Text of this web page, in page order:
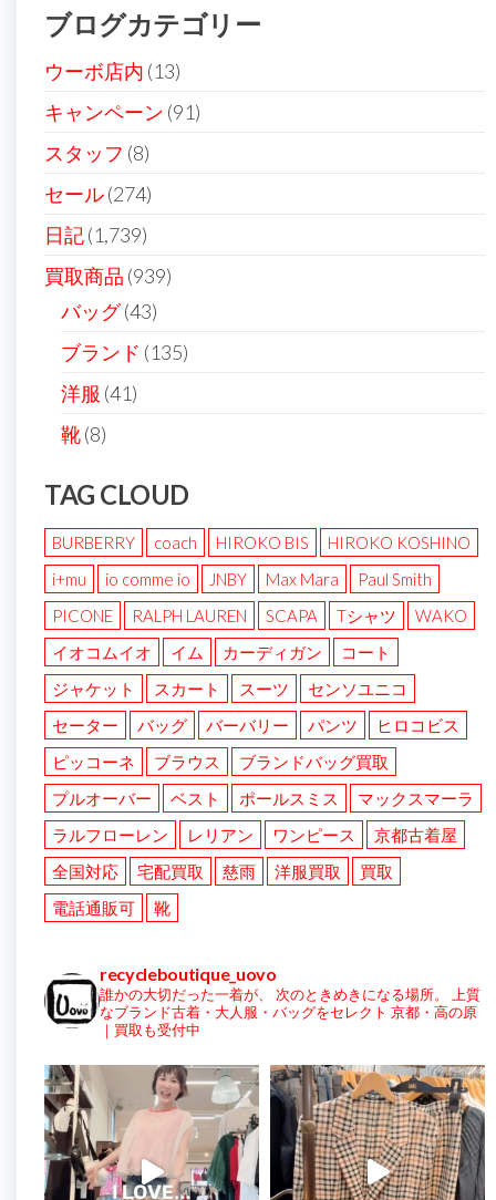
ョ
ン
ブログカテゴリー
ウーボ店内 (13)
キャンペーン (91)
スタッフ (8)
セール(274)
日記(1,739)
買取商品 (939)
バッグ(43)
ブランド (135)
洋服 (41)
靴(8)
TAG CLOUD
BURBERRY coach HIROKO BIS
HIROKO KOSHINO
i+mu
io comme io JNBY Max Mara
Paul Smith
PICONE
RALPH LAUREN SCAPA Tシャツ
WAKO
イオコムイオ
イム カーディガン
コート
ジャケット
スカート スーツ
センソユニコ
セーター
バッグ バーバリー パンツ
ヒロコビス
ピッコーネ
ブラウス
ブランドバッグ買取
プルオーバー
ベスト ポールスミス
マックスマーラ
ラルフローレン
レリアン ワンピース
京都古着屋
全国対応
宅配買取 慈雨 洋服買取
買取
電話通販可
靴
recycleboutique_uovo
誰かの大切だった一着が、 次のときめきになる場所。
上質
なブランド古着・大人服・バッグをセレクト 京都・高の原
｜買取も受付中